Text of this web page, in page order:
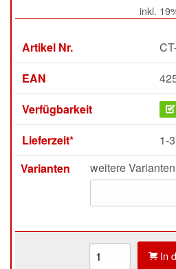
inkl.
Artikel Nr.
EAN
Verfügbarkeit
Lieferzeit*
1-
Varianten
weitere
In